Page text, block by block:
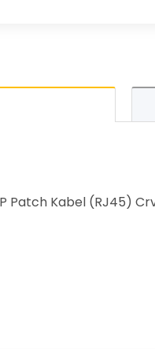
Patch Kabel (RJ45)